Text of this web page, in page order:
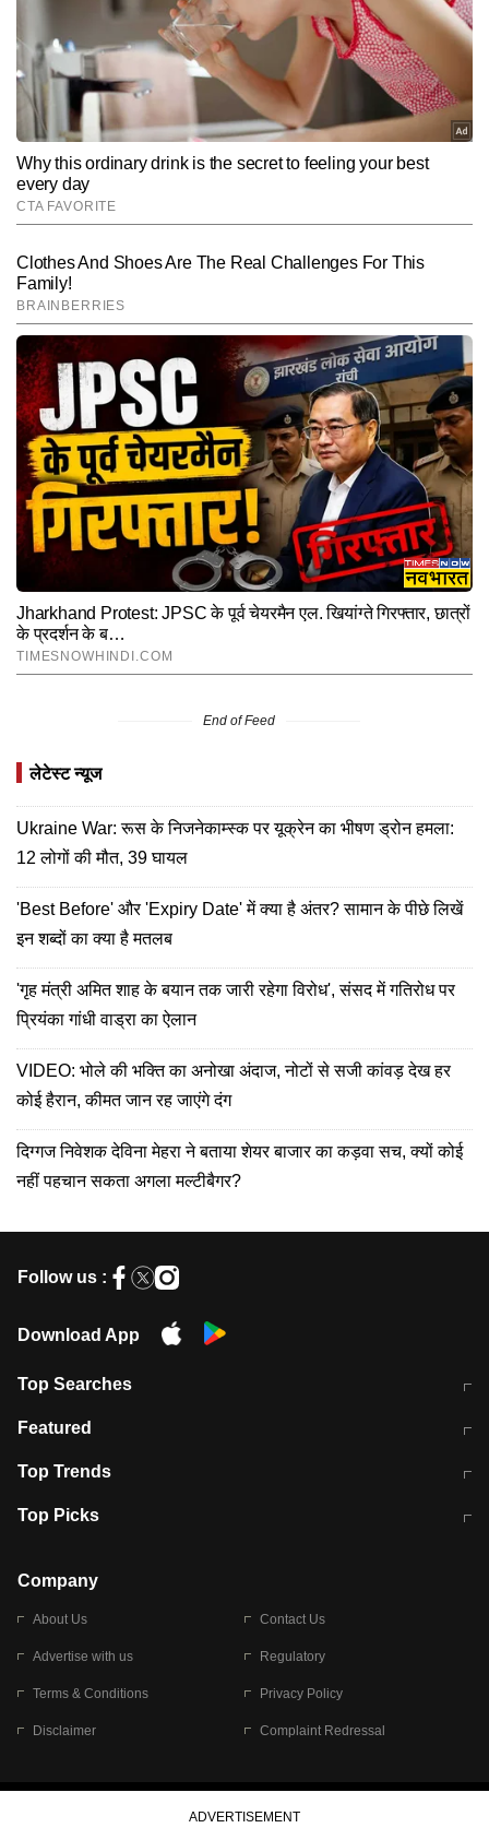
End of Feed
लेटेस्ट न्यूज
Ukraine War: रूस के निजनेकाम्स्क पर यूक्रेन का भीषण ड्रोन हमला:
12 लोगों की मौत, 39 घायल
'Best Before' और 'Expiry Date' में क्या है अंतर? सामान के पीछे लिखें
इन शब्दों का क्या है मतलब
'गृह मंत्री अमित शाह के बयान तक जारी रहेगा विरोध', संसद में गतिरोध पर
प्रियंका गांधी वाड्रा का ऐलान
VIDEO: भोले की भक्ति का अनोखा अंदाज, नोटों से सजी कांवड़ देख हर
कोई हैरान, कीमत जान रह जाएंगे दंग
दिग्गज निवेशक देविना मेहरा ने बताया शेयर बाजार का कड़वा सच, क्यों कोई
नहीं पहचान सकता अगला मल्टीबैगर?
Follow us :
Download App
Top Searches
मुंबई में लगे 'जेन जी' के पोस्टर, लिखा- 'मैं
Featured
10 अगस्त को विधानसभा का घेराव करेंगे
Top Trends
RBI का नया नियम: अब बैंकों को अपनी सभी
Top Picks
बारिश की चेतावनी
Company
About Us Contact Us
Advertise with us Regulatory
Terms & Conditions Privacy Policy
Disclaimer Complaint Redressal